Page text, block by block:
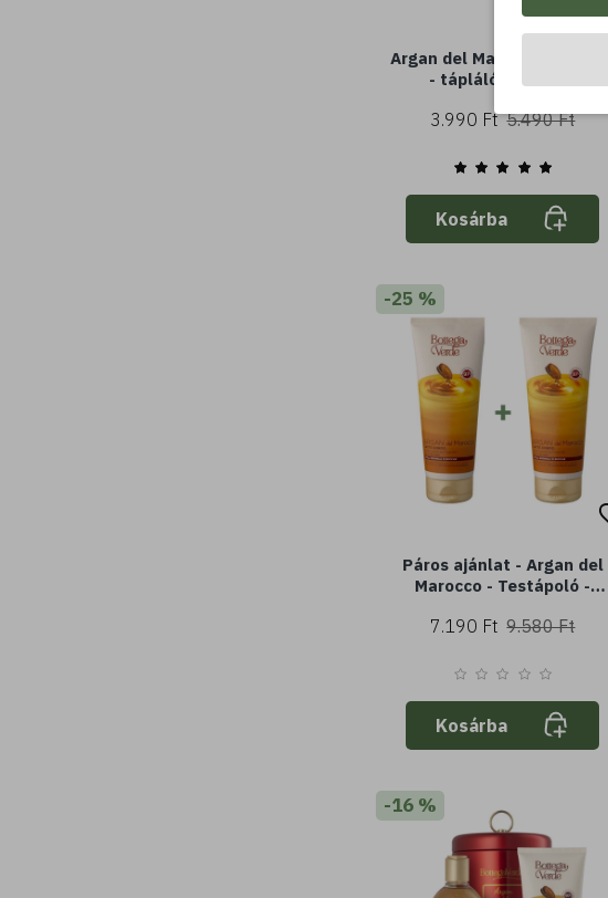
Argan del Marocco - Testvaj
- tápláló és védő -
normál vagy száraz bőrre
3.990 Ft 5.490 Ft
Kosárba
-25 %
Páros ajánlat - Argan del
Marocco - Testápoló -
argánolajjal (200 ml - 200
bőrre
7.190 Ft 9.580 Ft
Kosárba
-16 %